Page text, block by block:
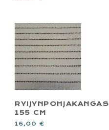
RYIJYNPOHJAKANGAS
155 CM
16,00 €